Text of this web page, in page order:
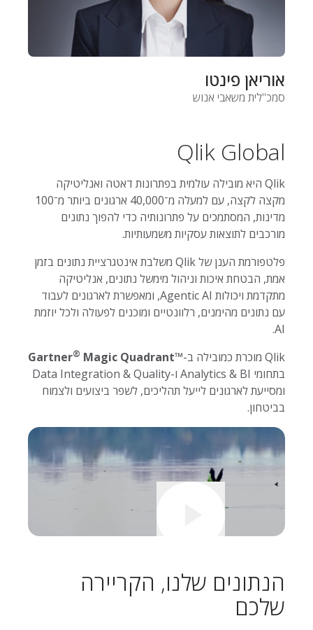
אוריאן פינטו
סמכ"לית משאבי אנוש
Qlik Global
Qlik היא מובילה עולמית בפתרונות דאטה ואנליטיקה
מקצה לקצה, עם למעלה מ־40,000 ארגונים ביותר מ־100
מדינות, המסתמכים על פתרונותיה כדי להפוך נתונים
מורכבים לתוצאות עסקיות משמעותיות.
פלטפורמת הענן של Qlik משלבת אינטגרציית נתונים בזמן
אמת, הבטחת איכות וניהול מימשל נתונים, אנליטיקה
מתקדמת ויכולות Agentic AI, ומאפשרת לארגונים לעבוד
עם נתונים מהימנים, רלוונטיים ומוכנים לפעולה ולכל יוזמת
AI.
Qlik מוכרת כמובילה ב-
™
Gartner® Magic Quadrant
בתחומי Analytics & BI ו-Data Integration & Quality
ומסייעת לארגונים לייעל תהליכים, לשפר ביצועים ולצמוח
בביטחון.
הנתונים שלנו, הקריירה
שלכם